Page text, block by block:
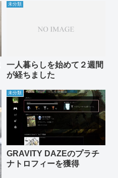
未分類
一人暮らしを始めて２週間
が経ちました
未分類
GRAVITY DAZEのプラチ
ナトロフィーを獲得